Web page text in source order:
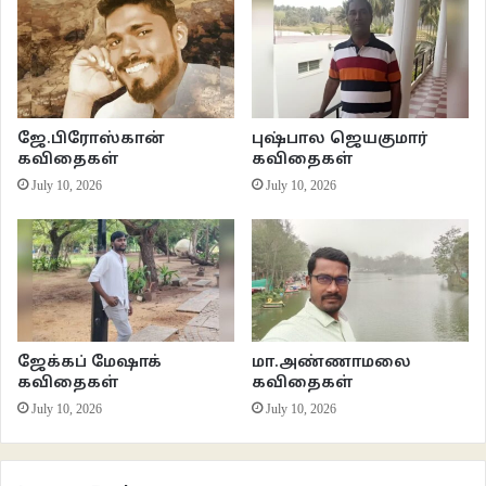
———————-
உயிர் வாழ்வென்பதே கடலோடுதல்
கடற்காளான்கள் ஊர் புகும் அளவுக்கு அலைகள் உயரும்
பாய்மர தாங்கியை போன்றிருப்பவள் ஒருக்களித்து விழுகிறாள்
நற்செய்தி வராத கடும்பத்தியம் பொய்த்த நொடியில்
கண்ணிகளில் தோற்கும் பறவைகளின் கடூரம் அவளுக்குள்
ஜே.பிரோஸ்கான்
கவிதைகள்
July 10, 2026
புஷ்பால ஜெயகுமார்
கவிதைகள்
July 10, 2026
ஜேக்கப் மேஷாக்
கவிதைகள்
July 10, 2026
மா.அண்ணாமலை
கவிதைகள்
July 10, 2026